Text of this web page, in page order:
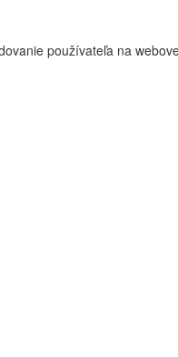
používateľa na